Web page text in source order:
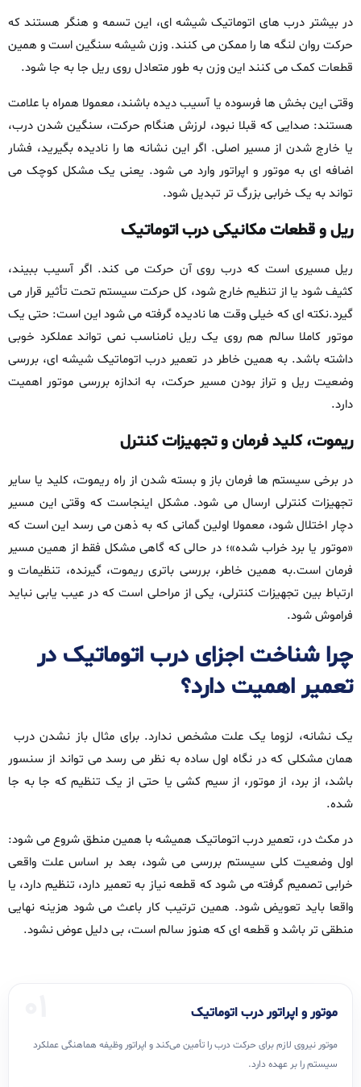
در بیشتر درب‌ های اتوماتیک شیشه‌ ای، این تسمه و هنگر هستند که
حرکت روان لنگه‌ ها را ممکن می‌ کنند. وزن شیشه سنگین است و همین
قطعات کمک می‌ کنند این وزن به‌ طور متعادل روی ریل جا به‌ جا شود.
وقتی این بخش‌ ها فرسوده یا آسیب‌ دیده باشند، معمولا همراه با علامت
هستند: صدایی که قبلا نبود، لرزش هنگام حرکت، سنگین‌ شدن درب،
یا خارج شدن از مسیر اصلی. اگر این نشانه‌ ها را نادیده بگیرید، فشار
اضافه‌ ای به موتور و اپراتور وارد می‌ شود. یعنی یک مشکل کوچک می‌
تواند به یک خرابی بزرگ‌ تر تبدیل شود.
ریل و قطعات مکانیکی درب اتوماتیک
ریل مسیری است که درب روی آن حرکت می‌ کند. اگر آسیب ببیند،
کثیف شود یا از تنظیم خارج شود، کل حرکت سیستم تحت تأثیر قرار می‌
گیرد.نکته‌ ای که خیلی وقت‌ ها نادیده گرفته می‌ شود این است: حتی یک
موتور کاملا سالم هم روی یک ریل نامناسب نمی‌ تواند عملکرد خوبی
داشته باشد. به همین خاطر در تعمیر درب اتوماتیک شیشه‌ ای، بررسی
وضعیت ریل و تراز بودن مسیر حرکت، به‌ اندازه‌ بررسی موتور اهمیت
دارد.
ریموت، کلید فرمان و تجهیزات کنترل
در برخی سیستم‌ ها فرمان باز و بسته شدن از راه ریموت، کلید یا سایر
تجهیزات کنترلی ارسال می‌ شود. مشکل اینجاست که وقتی این مسیر
دچار اختلال شود، معمولا اولین گمانی که به ذهن می‌ رسد این است که
«موتور یا برد خراب شده»؛ در حالی که گاهی مشکل فقط از همین مسیر
فرمان است.به همین خاطر، بررسی باتری ریموت، گیرنده، تنظیمات و
ارتباط بین تجهیزات کنترلی، یکی از مراحلی است که در عیب‌ یابی نباید
فراموش شود.
چرا شناخت اجزای درب اتوماتیک در
تعمیر اهمیت دارد؟
یک نشانه، لزوما یک علت مشخص ندارد. برای مثال باز نشدن درب
همان مشکلی که در نگاه اول ساده به نظر می‌ رسد می‌ تواند از سنسور
باشد، از برد، از موتور، از سیم‌ کشی یا حتی از یک تنظیم که جا به‌ جا
شده.
در مکث‌ در، تعمیر درب اتوماتیک همیشه با همین منطق شروع می‌ شود:
اول وضعیت کلی سیستم بررسی می‌ شود، بعد بر اساس علت واقعی
خرابی تصمیم گرفته می‌ شود که قطعه نیاز به تعمیر دارد، تنظیم دارد، یا
واقعا باید تعویض شود. همین ترتیب کار باعث می‌ شود هزینه‌ نهایی
منطقی‌ تر باشد و قطعه‌ ای که هنوز سالم است، بی‌ دلیل عوض نشود.
موتور و اپراتور درب اتوماتیک
موتور نیروی لازم برای حرکت درب را تأمین می‌کند و اپراتور وظیفه هماهنگی عملکرد
سیستم را بر عهده دارد.